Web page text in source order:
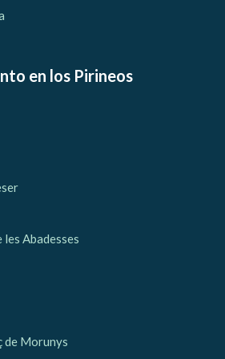
en los Pirineos
les Abadesses
de Morunys